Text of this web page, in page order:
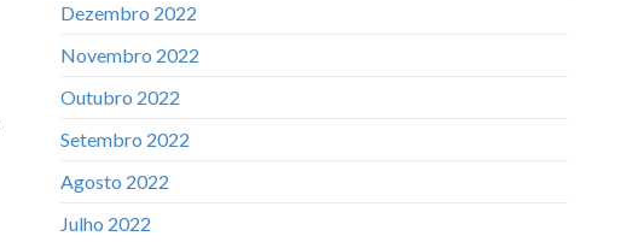
Dezembro 2022
Novembro 2022
Outubro 2022
Setembro 2022
Agosto 2022
Julho 2022